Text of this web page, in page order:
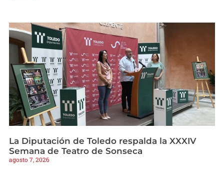
La Diputación de Toledo respalda la XXXIV
Semana de Teatro de Sonseca
agosto 7, 2026